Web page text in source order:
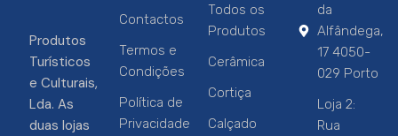
Produtos
Turísticos
e Culturais,
Lda. As
duas lojas
Contactos
Termos e
Condições
Política de
Privacidade
Todos os
Produtos
Cerâmica
Cortiça
Calçado
da
Alfândega,
17 4050-
029 Porto
Loja 2:
Rua